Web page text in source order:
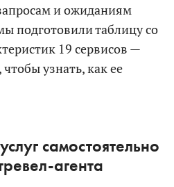
и ожиданиям
подготовили таблицу со
19 сервисов —
узнать, как ее
самостоятельно
агента